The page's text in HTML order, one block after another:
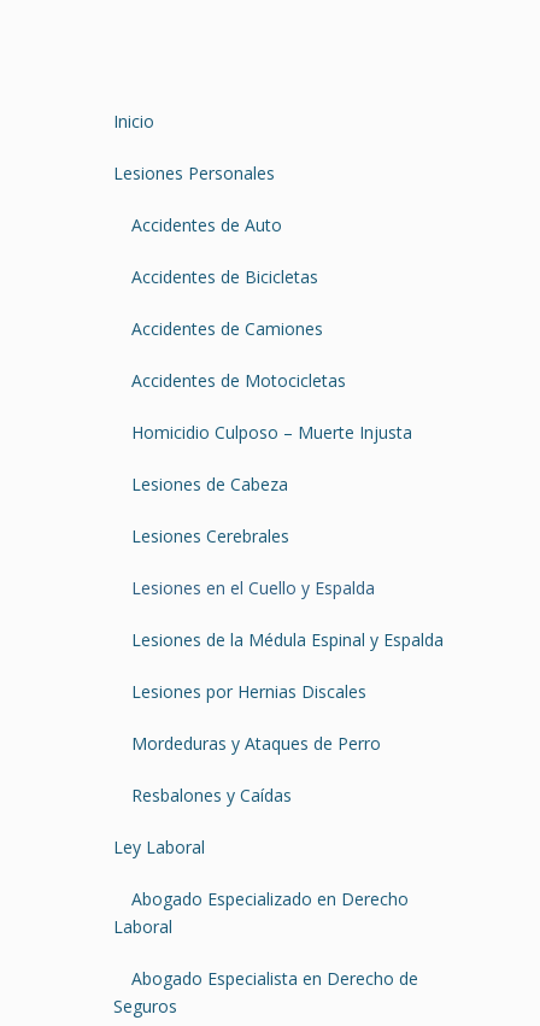
Inicio
Lesiones Personales
Accidentes de Auto
Accidentes de Bicicletas
Accidentes de Camiones
Accidentes de Motocicletas
Homicidio Culposo – Muerte Injusta
Lesiones de Cabeza
Lesiones Cerebrales
Lesiones en el Cuello y Espalda
Lesiones de la Médula Espinal y Espalda
Lesiones por Hernias Discales
Mordeduras y Ataques de Perro
Resbalones y Caídas
Ley Laboral
Abogado Especializado en Derecho
Laboral
Abogado Especialista en Derecho de
Seguros